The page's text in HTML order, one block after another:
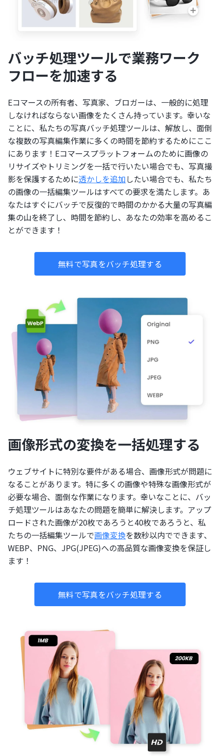
バッチ処理ツールで業務ワーク
フローを加速する
Eコマースの所有者、写真家、ブロガーは、一般的に処理
しなければならない画像をたくさん持っています。幸いな
ことに、私たちの写真バッチ処理ツールは、解放し、面倒
な複数の写真編集作業に多くの時間を節約するためにここ
にあります！Eコマースプラットフォームのために画像の
リサイズやトリミングを一括で行いたい場合でも、写真撮
影を保護するために透かしを追加したい場合でも、私たち
の画像の一括編集ツールはすべての要求を満たします。あ
なたはすぐにバッチで反復的で時間のかかる大量の写真編
集の山を終了し、時間を節約し、あなたの効率を高めるこ
とができます！
無料で写真をバッチ処理する
画像形式の変換を一括処理する
ウェブサイトに特別な要件がある場合、画像形式が問題に
なることがあります。特に多くの画像や特殊な画像形式が
必要な場合、面倒な作業になります。幸いなことに、バッ
チ処理ツールはあなたの問題を簡単に解決します。アップ
ロードされた画像が20枚であろうと40枚であろうと、私
たちの一括編集ツールで画像変換を数秒以内でできます、
WEBP、PNG、JPG(JPEG)への高品質な画像変換を保証し
ます！
無料で写真をバッチ処理する